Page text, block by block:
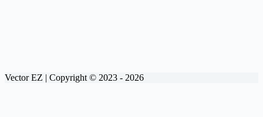
Vector EZ | Copyright © 2023 - 2026